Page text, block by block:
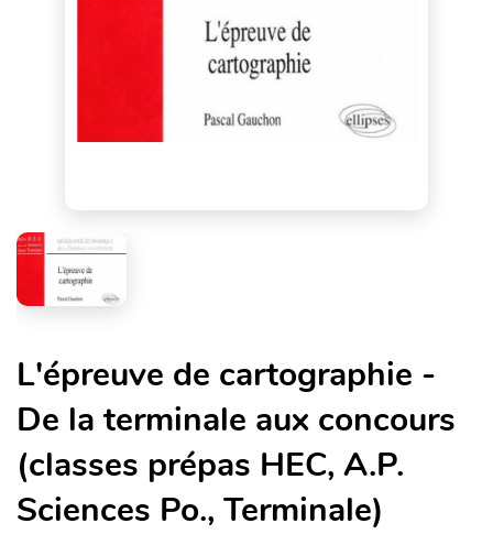
L'épreuve de cartographie -
De la terminale aux concours
(classes prépas HEC, A.P.
Sciences Po., Terminale)